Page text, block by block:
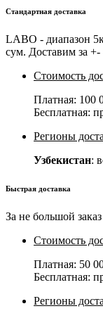
Стандартная доставка
LABO - диапазон
сум. Доставим за +-
Стоимость
Платная: 100
Бесплатная:
Регионы
Узбекистан:
Быстрая доставка
За не большой
Стоимость
Платная: 50
Бесплатная:
Регионы